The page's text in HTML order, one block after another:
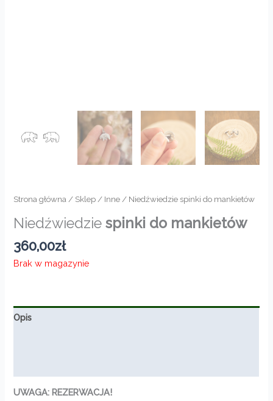
Strona główna / Sklep / Inne / Niedźwiedzie spinki do mankietów
Niedźwiedziespinki do mankietów
360,00zł
Brak w magazynie
Opis
UWAGA: REZERWACJA!